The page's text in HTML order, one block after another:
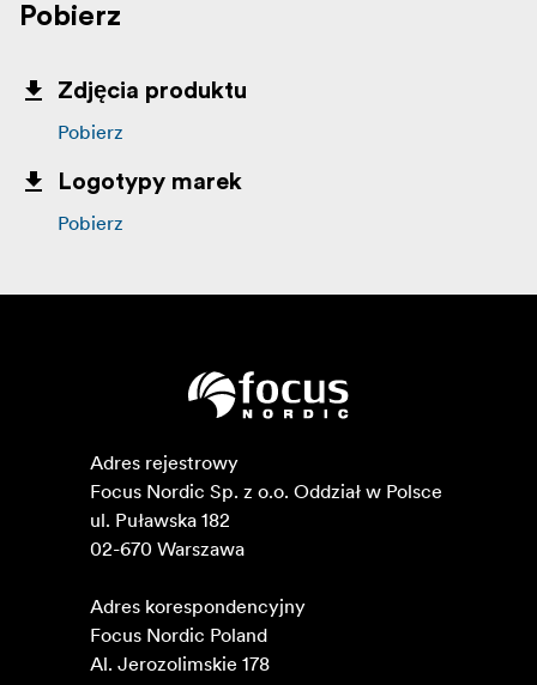
Pobierz
Zdjęcia produktu
Pobierz
Logotypy marek
Pobierz
Adres rejestrowy
Focus Nordic Sp. z o.o. Oddział w Polsce
ul. Puławska 182
02-670 Warszawa
Adres korespondencyjny
Focus Nordic Poland
Al. Jerozolimskie 178